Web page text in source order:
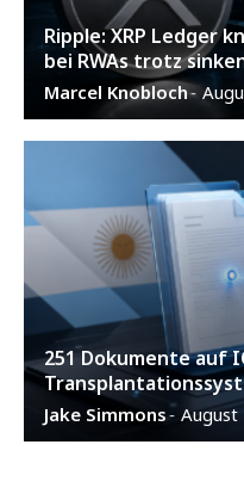
Ripple: XRP Ledger
bei RWAs trotz
Marcel Knobloch-
251 Dokumente auf
Jake Simmons- August